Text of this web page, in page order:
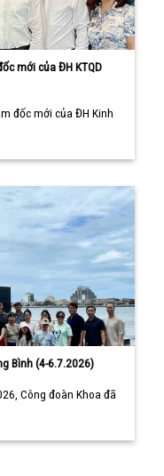
mới của ĐH KTQD
đốc mới của ĐH Kinh
Bình (4-6.7.2026)
Công đoàn Khoa đã